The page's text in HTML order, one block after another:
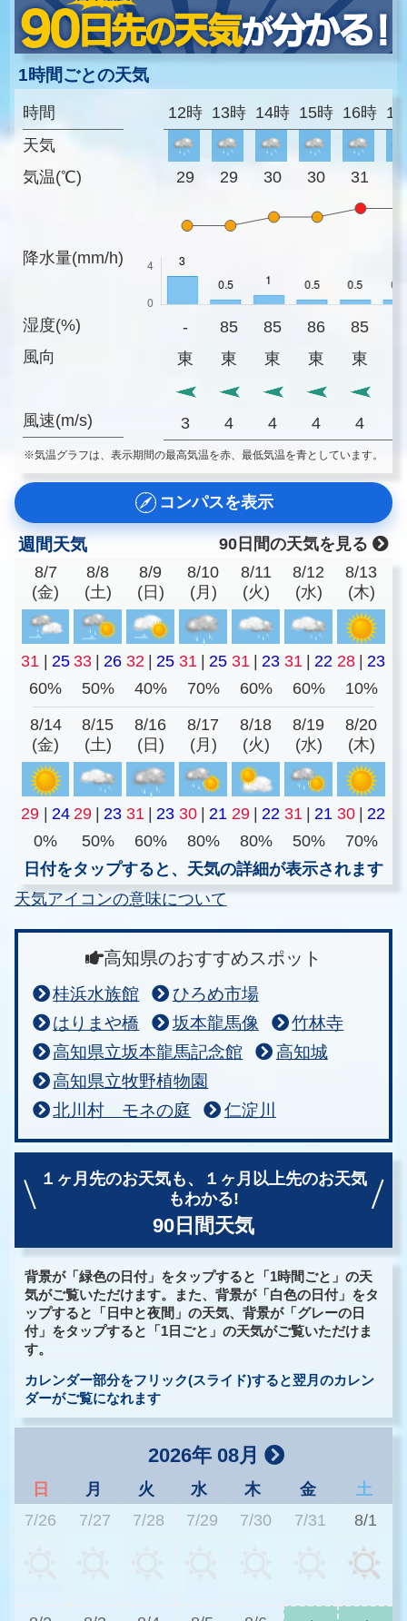
1時間ごとの天気
時間
天気
気温(℃)
降水量(mm/h)
湿度(%)
風向
風速(m/s)
12時 13時 14時 15時 16時
29 29 30 30 31
- 85 85 86 85
東
東 東 東 東
3 4 4 4 4
※気温グラフは、表示期間の最高気温を赤、最低気温を青としています。
コンパスを表示
週間天気
90日間の天気を見る
8/7
(金)
8/8
(土)
8/9
(日)
8/10
(月)
8/11
(火)
8/12
(水)
8/13
(木)
31 25 33 26 32 25 31 25 31 23 31 22 28
23
60%
50% 40% 70% 60% 60% 10%
8/14
(金)
8/15
(土)
8/16
(日)
8/17
(月)
8/18
(火)
8/19
(水)
8/20
(木)
29 24 29 23 31 23 30 21 29 22 31 21 30
22
0%
50% 60% 80% 80% 50%
70%
日付をタップすると、天気の詳細が表示されます
天気アイコンの意味について
高知県のおすすめスポット
桂浜水族館
ひろめ市場
はりまや橋
坂本龍馬像
竹林寺
高知県立坂本龍馬記念館
高知城
高知県立牧野植物園
北川村 モネの庭
仁淀川
１ヶ月先のお天気も、
１ヶ月以上先のお天気
もわかる!
90日間天気
背景が「緑色の日付」をタップすると「1時間ごと」の天
気がご覧いただけます。また、背景が「白色の日付」をタ
ップすると「日中と夜間」の天気、背景が「グレーの日
付」をタップすると「1日ごと」の天気がご覧いただけま
す。
カレンダー部分をフリック(スライド)すると翌月のカレン
ダーがご覧になれます
2026年 08月
日 月 火 水 木 金
土
7/26
7/27 7/28 7/29 7/30 7/31 8/1